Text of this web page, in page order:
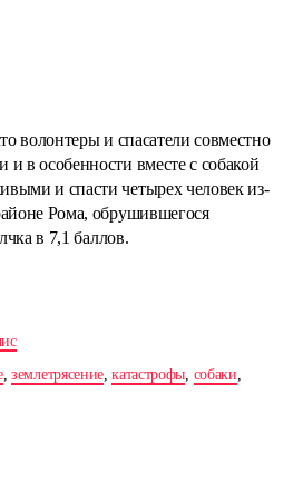
волонтеры и спасатели совместно
в особенности вместе с собакой
и спасти четырех человек из-
Рома, обрушившегося
в 7,1 баллов.
,землетрясение,катастрофы собаки